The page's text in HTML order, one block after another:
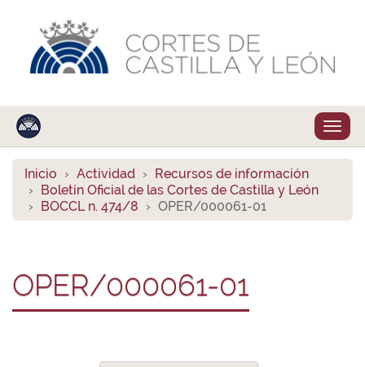
Inicio Actividad
Recursos de información
Boletín Oficial de las Cortes de Castilla y León
BOCCL n. 474/8
OPER/000061-01
OPER/000061-01